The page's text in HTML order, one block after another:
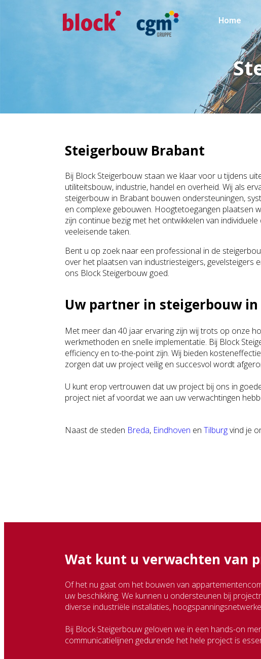
Home
Steigerbouw Brabant
Bij Block Steigerbouw staan we klaar voor u tijdens
utiliteitsbouw, industrie, handel en overheid. Wij als
steigerbouw in Brabant bouwen ondersteuningen,
en complexe gebouwen. Hoogtetoegangen plaatsen
zijn continue bezig met het ontwikkelen van
veeleisende taken.
Bent u op zoek naar een professional in de
over het plaatsen van industriesteigers, gevelsteigers
ons Block Steigerbouw goed.
Uw partner in steigerbouw
Met meer dan 40 jaar ervaring zijn wij trots op onze
werkmethoden en snelle implementatie. Bij Block
efficiency en to-the-point zijn. Wij bieden
zorgen dat uw project veilig en succesvol wordt
U kunt erop vertrouwen dat uw project bij ons in
project niet af voordat we aan uw verwachtingen
Naast de steden Breda, Eindhoven en Tilburgvind je
Wat kunt u verwachten van
Of het nu gaat om het bouwen van
uw beschikking. We kunnen u ondersteunen bij
diverse industriële installaties,
Bij Block Steigerbouw geloven we in een hands-on
communicatielijnen gedurende het hele project is